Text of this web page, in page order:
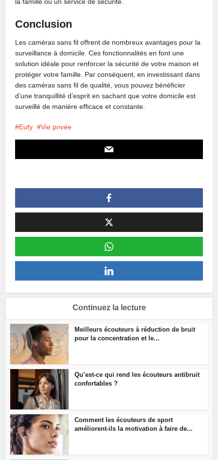
la famille ou un service de sécurité.
Conclusion
Les caméras sans fil offrent de nombreux avantages pour la
surveillance à domicile. Ces fonctionnalités en font une
solution idéale pour renforcer la sécurité de votre maison et
protéger votre famille. Par conséquent, en investissant dans
des caméras sans fil de qualité, vous pouvez bénéficier
d’une tranquillité d’esprit en sachant que votre domicile est
surveillé de manière efficace et constante.
Eufy Vie privée
Continuez la lecture
Meilleurs écouteurs à réduction de bruit
pour la concentration et le...
Qu’est-ce qui rend les écouteurs antibruit
confortables ?
Comment les écouteurs de sport
améliorent-ils la motivation à faire de...